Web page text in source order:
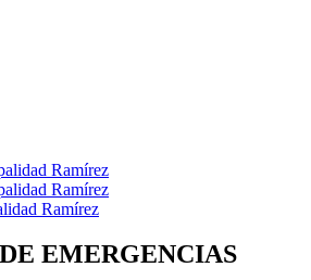
Ramírez
Ramírez
Ramírez
EMERGENCIAS